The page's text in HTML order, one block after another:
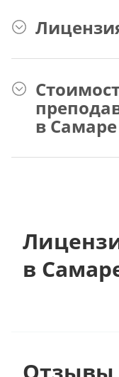
в Самаре
в